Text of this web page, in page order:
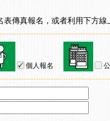
表傳真報名，或者利用下方線
個人報名